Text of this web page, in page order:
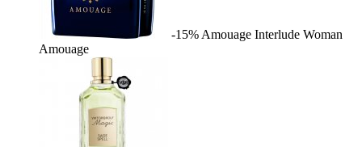
-15% Amouage Interlude Woman
Amouage